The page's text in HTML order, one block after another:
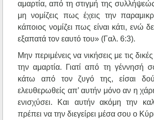
αμαρτία, από τη στιγμή της
μη νομίζεις πως έχεις την
κάποιος νομίζει πως είναι κάτι, ενώ
εξαπατά τον εαυτό του» (Γαλ. 6:3).
Μην περιμένεις να νικήσεις με τις
την αμαρτία. Γιατί από τη γέννησή
κάτω από τον ζυγό της, είσαι
ελευθερωθείς απ’ αυτήν μόνο αν η
ενισχύσει. Και αυτήν ακόμη την
πρέπει να την διεγείρει μέσα σου ο